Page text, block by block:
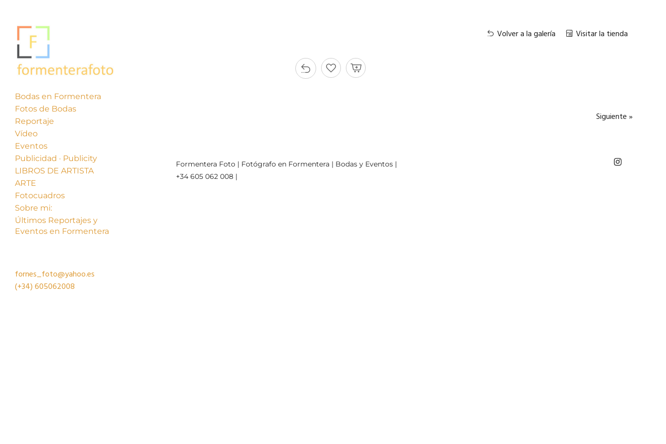
Bodas en Formentera
Fotos de Bodas
Reportaje
Vídeo
Eventos
Publicidad · Publicity
LIBROS DE ARTISTA
ARTE
Fotocuadros
Sobre mi:
Últimos Reportajes y
Eventos en Formentera
fornes_foto@yahoo.es
(+34)605062008
Volver a la galería Visitar la tienda
« Anterior Siguiente »
Formentera Foto | Fotógrafo en Formentera | Bodas y Eventos |
+34 605 062 008 |